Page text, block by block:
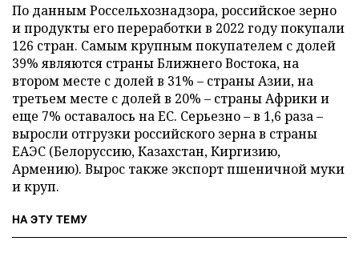
По данным Россельхознадзора, российское зерно
и продукты его переработки в 2022 году покупали
126 стран. Самым крупным покупателем с долей
39% являются страны Ближнего Востока, на
втором месте с долей в 31% – страны Азии, на
третьем месте с долей в 20% – страны Африки и
еще 7% оставалось на ЕС. Серьезно – в 1,6 раза –
выросли отгрузки российского зерна в страны
ЕАЭС (Белоруссию, Казахстан, Киргизию,
Армению). Вырос также экспорт пшеничной муки
и круп.
НА ЭТУ ТЕМУ